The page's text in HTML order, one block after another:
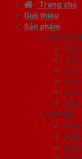
Trang chủ
Giới thiệu
Sản phẩm
CỬA
Cửa
Cửa
Cửa
Cửa
Cửa
Cửa
CỬA GỖ
Cửa
Cửa
Cửa